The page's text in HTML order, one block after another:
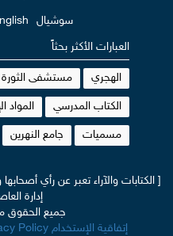
سوشيال
العبارات الأكثر بحثاً
الهجري مستشفى الثورة
الكتاب المدرسي المواد
مسميات جامع النهرين
[ الكتابات والآراء تعبر عن رأي
إدارة
جميع الحقوق
إتفاقية الإستخدام Privacy Policy